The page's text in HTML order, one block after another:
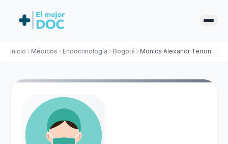
Inicio Médicos Endocrinología Bogotá Monica Alexandr Terront Lozano